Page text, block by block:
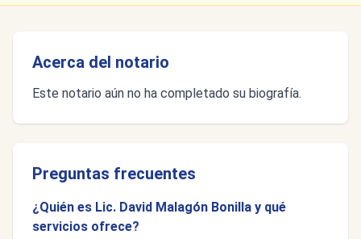
Acerca del notario
Este notario aún no ha completado su biografía.
Preguntas frecuentes
¿Quién es Lic. David Malagón Bonilla y qué
servicios ofrece?